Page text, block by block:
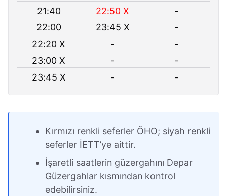
21:40
22:50 X
-
22:00
23:45 X
-
22:20 X
-
-
23:00 X
-
-
23:45 X
- -
Kırmızı renkli seferler ÖHO; siyah renkli
seferler İETT’ye aittir.
İşaretli saatlerin güzergahını Depar
Güzergahlar kısmından kontrol
edebilirsiniz.